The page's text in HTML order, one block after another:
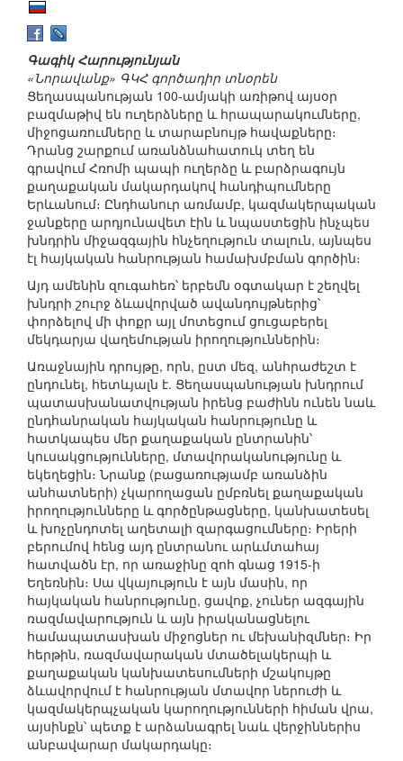
Գագիկ Հարությունյան
«Նորավանք» ԳԿՀ գործադիր տնօրեն
Ցեղասպանության 100-ամյակի առիթով այսօր
բազմաթիվ են ուղերձները և հրապարակումները,
միջոցառումները և տարաբնույթ հավաքները։
Դրանց շարքում առանձնահատուկ տեղ են
գրավում Հռոմի պապի ուղերձը և բարձրագույն
քաղաքական մակարդակով հանդիպումները
Երևանում։ Ընդհանուր առմամբ, կազմակերպական
ջանքերը արդյունավետ էին և նպաստեցին ինչպես
խնդրին միջազգային հնչեղություն տալուն, այնպես
էլ հայկական հանրության համախմբման գործին։
Այդ ամենին զուգահեռ՝ երբեմն օգտակար է շեղվել
խնդրի շուրջ ձևավորված ավանդույթներից՝
փորձելով մի փոքր այլ մոտեցում ցուցաբերել
մեկդարյա վաղեմության իրողություններին։
Առաջնային դրույթը, որն, ըստ մեզ, անհրաժեշտ է
ընդունել, հետևյալն է. Ցեղասպանության խնդրում
պատասխանատվության իրենց բաժինն ունեն նաև
ընդհանրական հայկական հանրությունը և
հատկապես մեր քաղաքական ընտրանին՝
կուսակցությունները, մտավորականությունը և
եկեղեցին։ Նրանք (բացառությամբ առանձին
անհատների) չկարողացան ըմբռնել քաղաքական
իրողությունները և գործընթացները, կանխատեսել
և խոչընդոտել աղետալի զարգացումները։ Իրերի
բերումով հենց այդ ընտրանու արևմտահայ
հատվածն էր, որ առաջինը զոհ գնաց 1915-ի
Եղեռնին։ Սա վկայություն է այն մասին, որ
հայկական հանրությունը, ցավոք, չուներ ազգային
ռազմավարություն և այն իրականացնելու
համապատասխան միջոցներ ու մեխանիզմներ։ Իր
հերթին, ռազմավարական մտածելակերպի և
քաղաքական կանխատեսումների մշակույթը
ձևավորվում է հանրության մտավոր ներուժի և
կազմակերպչական կարողությունների հիման վրա,
այսինքն՝ պետք է արձանագրել նաև վերջիններիս
անբավարար մակարդակը։